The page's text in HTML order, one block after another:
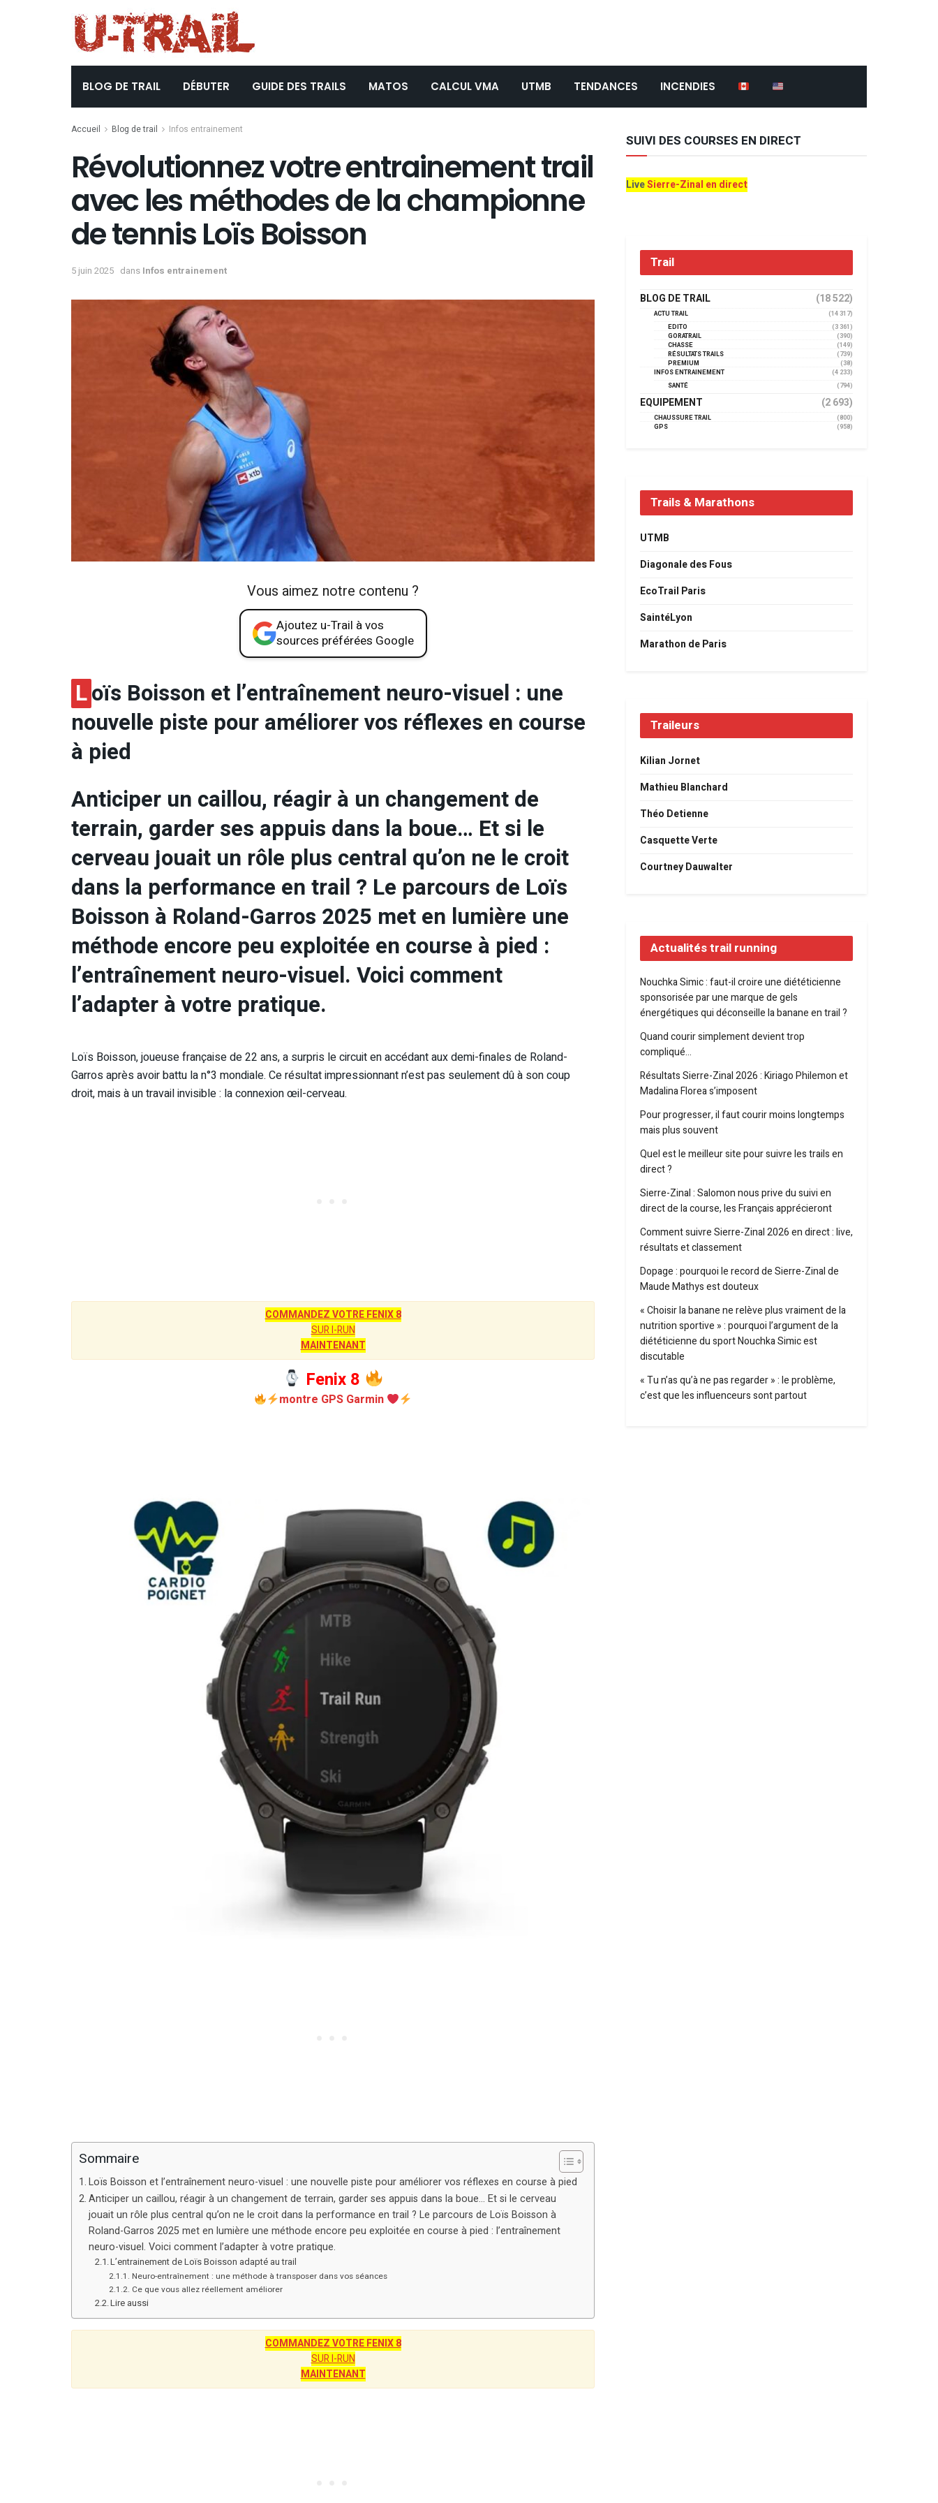
BLOG DE TRAIL DÉBUTER GUIDE DES TRAILS MATOS CALCUL VMA UTMB TENDANCES INCENDIES
Accueil Blog de trail Infos entrainement
Révolutionnez votre entrainement trail
avec les méthodes de la championne
de tennis Loïs Boisson
5 juin 2025 dans Infos entrainement
Vous aimez notre contenu ?
Ajoutez u-Trail à vos
sources préférées Google
Loïs Boisson et l’entraînement neuro-visuel : une
nouvelle piste pour améliorer vos réflexes en course
à pied
Anticiper un caillou, réagir à un changement de
terrain, garder ses appuis dans la boue… Et si le
cerveau jouait un rôle plus central qu’on ne le croit
dans la performance en trail ? Le parcours de Loïs
Boisson à Roland-Garros 2025 met en lumière une
méthode encore peu exploitée en course à pied :
l’entraînement neuro-visuel. Voici comment
l’adapter à votre pratique.
Loïs Boisson, joueuse française de 22 ans, a surpris le circuit en accédant aux demi-finales de Roland-
Garros après avoir battu la n°3 mondiale. Ce résultat impressionnant n’est pas seulement dû à son coup
droit, mais à un travail invisible : la connexion œil-cerveau.
COMMANDEZ VOTRE FENIX 8
SUR I-RUN
MAINTENANT
Fenix 8
montre GPS Garmin
Sommaire
Loïs Boisson et l’entraînement neuro-visuel : une nouvelle piste pour améliorer vos réflexes en course à pied
Anticiper un caillou, réagir à un changement de terrain, garder ses appuis dans la boue… Et si le cerveau
jouait un rôle plus central qu’on ne le croit dans la performance en trail ? Le parcours de Loïs Boisson à
Roland-Garros 2025 met en lumière une méthode encore peu exploitée en course à pied : l’entraînement
neuro-visuel. Voici comment l’adapter à votre pratique.
L’entrainement de Loïs Boisson adapté au trail
Neuro-entraînement : une méthode à transposer dans vos séances
Ce que vous allez réellement améliorer
Lire aussi
COMMANDEZ VOTRE FENIX 8
SUR I-RUN
MAINTENANT
SUIVI DES COURSES EN DIRECT
LiveSierre-Zinal en direct
Trail
BLOG DE TRAIL (18 522)
ACTU TRAIL
(14 317)
EDITO
(3 361)
GORATRAIL
(390)
CHASSE
(149)
RÉSULTATS TRAILS
(739)
PREMIUM
(38)
INFOS ENTRAINEMENT
(4 233)
SANTÉ
(794)
EQUIPEMENT (2 693)
CHAUSSURE TRAIL
(800)
GPS
(958)
Trails & Marathons
UTMB
Diagonale des Fous
EcoTrail Paris
SaintéLyon
Marathon de Paris
Traileurs
Kilian Jornet
Mathieu Blanchard
Théo Detienne
Casquette Verte
Courtney Dauwalter
Actualités trail running
Nouchka Simic : faut-il croire une diététicienne
sponsorisée par une marque de gels
énergétiques qui déconseille la banane en trail ?
Quand courir simplement devient trop
compliqué…
Résultats Sierre-Zinal 2026 : Kiriago Philemon et
Madalina Florea s’imposent
Pour progresser, il faut courir moins longtemps
mais plus souvent
Quel est le meilleur site pour suivre les trails en
direct ?
Sierre-Zinal : Salomon nous prive du suivi en
direct de la course, les Français apprécieront
Comment suivre Sierre-Zinal 2026 en direct : live,
résultats et classement
Dopage : pourquoi le record de Sierre-Zinal de
Maude Mathys est douteux
« Choisir la banane ne relève plus vraiment de la
nutrition sportive » : pourquoi l’argument de la
diététicienne du sport Nouchka Simic est
discutable
« Tu n’as qu’à ne pas regarder » : le problème,
c’est que les influenceurs sont partout